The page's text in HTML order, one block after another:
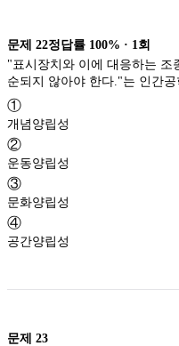
문제 22정답률 100% · 1 회
"표시장치와 이에 대응하는 조
순되지 않아야 한다."는 인간
①
개념양립성
②
운동양립성
③
문화양립성
④
공간양립성
문제 23